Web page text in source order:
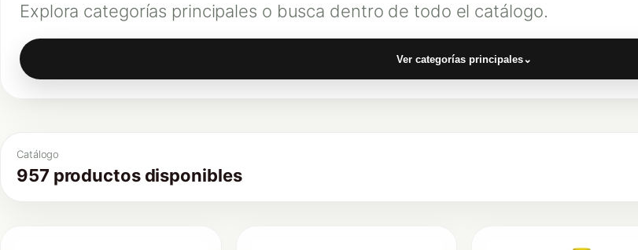
Explora categorías principales o busca dentro de todo el catálogo.
Ver categorías principales⌄
Catálogo
957 productos disponibles